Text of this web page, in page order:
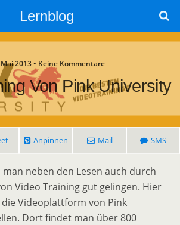
Lernblog
2013 • Keine Kommentare
Von Pink University
Anpinnen Mail SMS
man neben den Lesen auch durch
Video Training gut gelingen. Hier
Videoplattform von Pink
Dort findet man über 800